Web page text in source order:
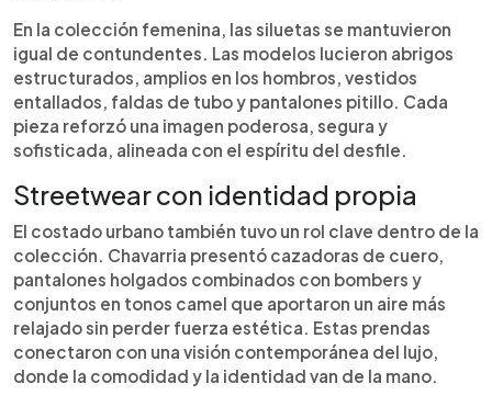
En la colección femenina, las siluetas se mantuvieron
igual de contundentes. Las modelos lucieron abrigos
estructurados, amplios en los hombros, vestidos
entallados, faldas de tubo y pantalones pitillo. Cada
pieza reforzó una imagen poderosa, segura y
sofisticada, alineada con el espíritu del desfile.
Streetwear con identidad propia
El costado urbano también tuvo un rol clave dentro de la
colección. Chavarria presentó cazadoras de cuero,
pantalones holgados combinados con bombers y
conjuntos en tonos camel que aportaron un aire más
relajado sin perder fuerza estética. Estas prendas
conectaron con una visión contemporánea del lujo,
donde la comodidad y la identidad van de la mano.